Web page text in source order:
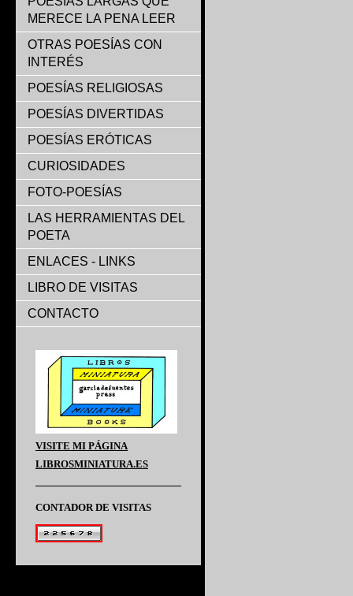
MERECE LA PENA LEER
OTRAS POESÍAS CON
INTERÉS
POESÍAS RELIGIOSAS
POESÍAS DIVERTIDAS
POESÍAS ERÓTICAS
CURIOSIDADES
FOTO-POESÍAS
LAS HERRAMIENTAS DEL
POETA
ENLACES - LINKS
LIBRO DE VISITAS
CONTACTO
VISITE MI PÁGINA
LIBROSMINIATURA.ES
CONTADOR DE VISITAS